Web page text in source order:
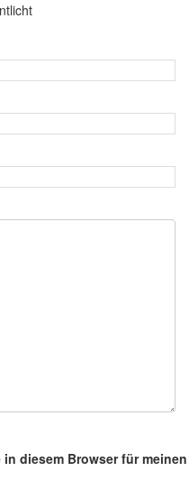
diesem Browser für meinen